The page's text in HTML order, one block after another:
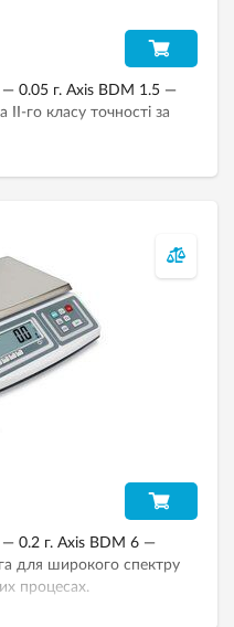
0.05 г. Axis BDM 1.5 —
го класу точності за
— 0.2 г. Axis BDM 6 —
для широкого спектру
процесах.